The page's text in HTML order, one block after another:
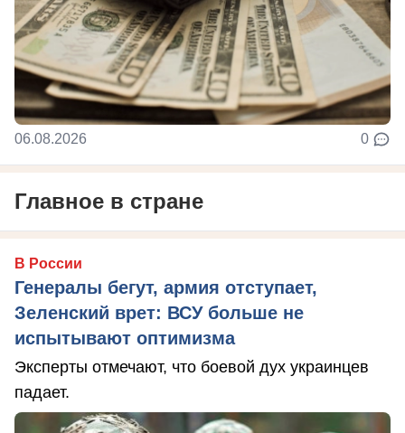
06.08.2026 0
Главное в стране
В России
Генералы бегут, армия отступает,
Зеленский врет: ВСУ больше не
испытывают оптимизма
Эксперты отмечают, что боевой дух украинцев
падает.